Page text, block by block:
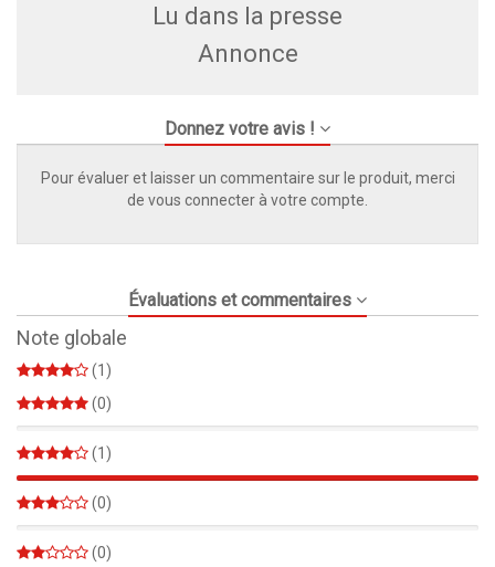
Lu dans la presse
Annonce
Donnez votre avis !
Pour évaluer et laisser un commentaire sur le produit, merci
de vous connecter à votre compte.
Évaluations et commentaires
Note globale
(1)
(0)
(1)
100%
(0)
(0)